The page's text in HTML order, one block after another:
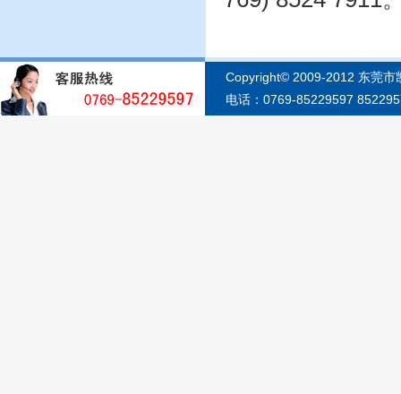
Copyright© 2009-2012 东莞市
电话：0769-85229597